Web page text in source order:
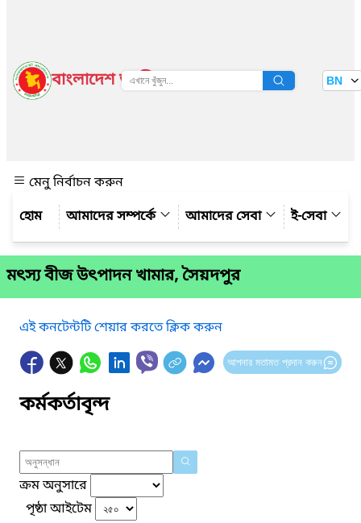
বাংলাদেশ জাতীয় তথ্য বাতায়ন BN
মেনু নির্বাচন করুন
আমাদের সম্পর্কে
আমাদের সেবা ই-সেবা
মৎস্য বীজ উৎপাদন খামার, সৈয়দপুর
এই কনটেন্টটি শেয়ার করতে ক্লিক করুন
আপনার মতামত প্রদান করুন
কর্মকর্তাবৃন্দ
ক্রম অনুসারে
পৃষ্ঠা আইটেম